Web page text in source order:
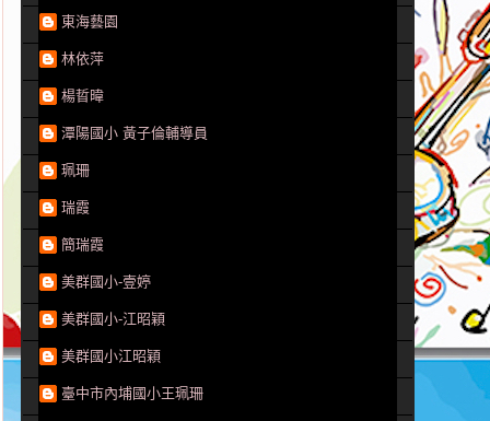
東海藝園
林依萍
楊晢暐
潭陽國小 黃子倫輔導員
珮珊
瑞霞
簡瑞霞
美群國小-壹婷
美群國小-江昭穎
美群國小江昭穎
臺中市內埔國小王珮珊